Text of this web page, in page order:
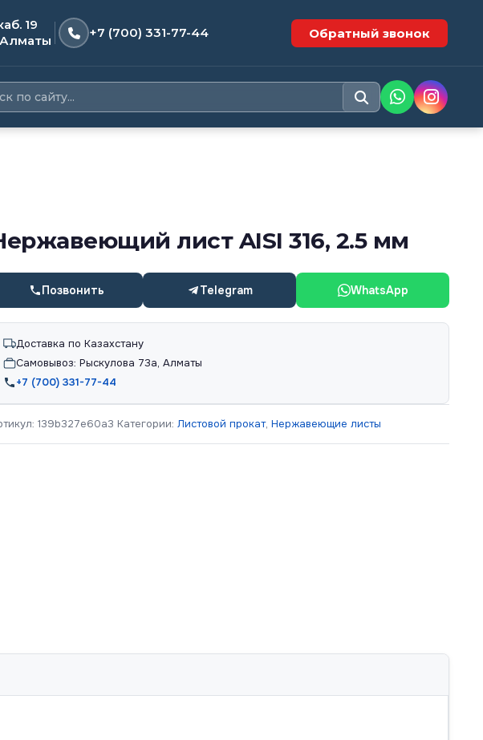
19
Алматы
+7 (700) 331-77-44 Обратный звонок
лист AISI 316, 2.5 мм
Позвонить Telegram WhatsApp
Доставка по Казахстану
Самовывоз: Рыскулова 73а, Алматы
+7 (700) 331-77-44
139b327e60a3 Категории:Листовой прокат,Нержавеющие листы